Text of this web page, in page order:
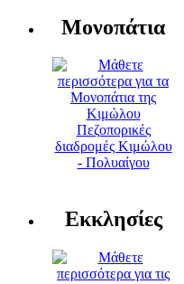
Μονοπάτια
Πεζοπορικές
διαδρομές Κιμώλου
- Πολυαίγου
Εκκλησίες